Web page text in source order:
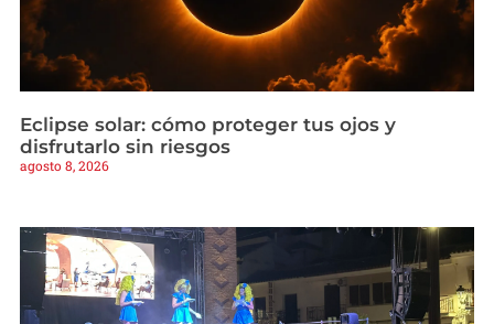
Eclipse solar: cómo proteger tus ojos y
disfrutarlo sin riesgos
agosto 8, 2026